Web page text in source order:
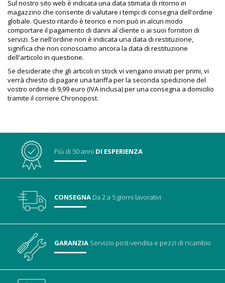
Sul nostro sito web è indicata una data stimata di ritorno in
magazzino che consente di valutare i tempi di consegna dell'ordine
globale. Questo ritardo è teorico e non può in alcun modo
comportare il pagamento di danni al cliente o ai suoi fornitori di
servizi. Se nell'ordine non è indicata una data di restituzione,
significa che non conosciamo ancora la data di restituzione
dell'articolo in questione.
Se desiderate che gli articoli in stock vi vengano inviati per primi, vi
verrà chiesto di pagare una tariffa per la seconda spedizione del
vostro ordine di 9,99 euro (IVA inclusa) per una consegna a domicilio
tramite il corriere Chronopost.
Più di 50 anni DI ESPERIENZA
CONSEGNA Da 2 a 5 giorni lavorativi
GARANZIA Servizio post-vendita e pezzi di ricambio